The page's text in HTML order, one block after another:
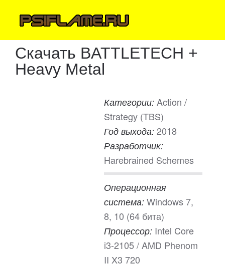
Скачать BATTLETECH +
Heavy Metal
Категории: Action /
Strategy (TBS)
Год выхода: 2018
Разработчик:
Harebrained Schemes
Операционная
система: Windows 7,
8, 10 (64 бита)
Процессор: Intel Core
i3-2105 / AMD Phenom
II X3 720